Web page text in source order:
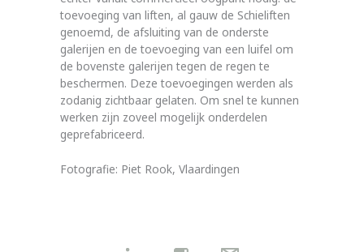
toevoeging van liften, al gauw de Schieliften
genoemd, de afsluiting van de onderste
galerijen en de toevoeging van een luifel om
de bovenste galerijen tegen de regen te
beschermen. Deze toevoegingen werden als
zodanig zichtbaar gelaten. Om snel te kunnen
werken zijn zoveel mogelijk onderdelen
geprefabriceerd.
Fotografie: Piet Rook, Vlaardingen